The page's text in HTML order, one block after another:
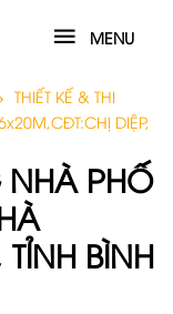
MENU
› THIẾT KẾ & THI
DIỆP,
NHÀ PHỐ
BÌNH